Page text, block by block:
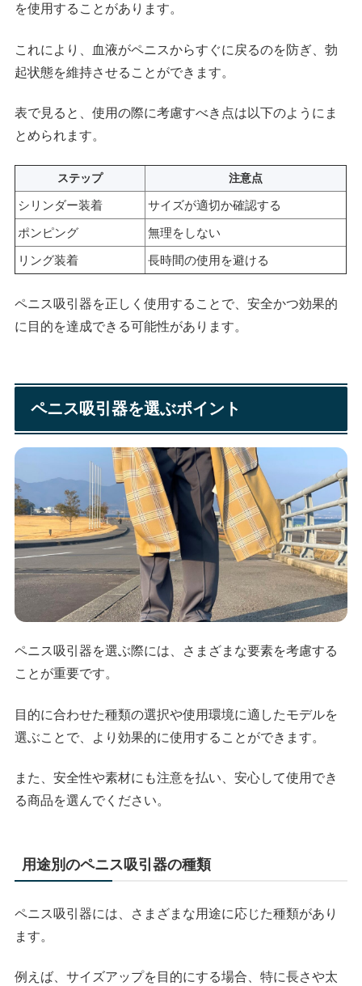
を使用することがあります。
これにより、血液がペニスからすぐに戻るのを防ぎ、勃
起状態を維持させることができます。
表で見ると、使用の際に考慮すべき点は以下のようにま
とめられます。
ステップ 注意点
シリンダー装着
サイズが適切か確認する
ポンピング
無理をしない
リング装着
長時間の使用を避ける
ペニス吸引器を正しく使用することで、安全かつ効果的
に目的を達成できる可能性があります。
ペニス吸引器を選ぶポイント
ペニス吸引器を選ぶ際には、さまざまな要素を考慮する
ことが重要です。
目的に合わせた種類の選択や使用環境に適したモデルを
選ぶことで、より効果的に使用することができます。
また、安全性や素材にも注意を払い、安心して使用でき
る商品を選んでください。
用途別のペニス吸引器の種類
ペニス吸引器には、さまざまな用途に応じた種類があり
ます。
例えば、サイズアップを目的にする場合、特に長さや太